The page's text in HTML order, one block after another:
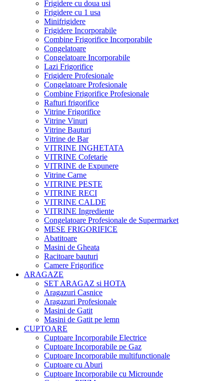
Frigidere cu doua usi
Frigidere cu 1 usa
Minifrigidere
Frigidere Incorporabile
Combine Frigorifice Incorporabile
Congelatoare
Congelatoare Incorporabile
Lazi Frigorifice
Frigidere Profesionale
Congelatoare Profesionale
Combine Frigorifice Profesionale
Rafturi frigorifice
Vitrine Frigorifice
Vitrine Vinuri
Vitrine Bauturi
Vitrine de Bar
VITRINE INGHETATA
VITRINE Cofetarie
VITRINE de Expunere
Vitrine Carne
VITRINE PESTE
VITRINE RECI
VITRINE CALDE
VITRINE Ingrediente
Congelatoare Profesionale de Supermarket
MESE FRIGORIFICE
Abatitoare
Masini de Gheata
Racitoare bauturi
Camere Frigorifice
ARAGAZE
SET ARAGAZ si HOTA
Aragazuri Casnice
Aragazuri Profesionale
Masini de Gatit
Masini de Gatit pe lemn
CUPTOARE
Cuptoare Incorporabile Electrice
Cuptoare Incorporabile pe Gaz
Cuptoare Incorporabile multifunctionale
Cuptoare cu Aburi
Cuptoare Incorporabile cu Microunde